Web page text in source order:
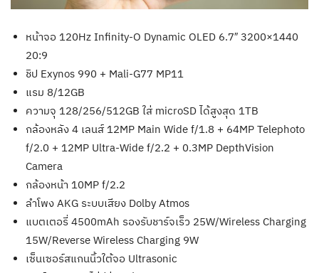
หน้าจอ 120Hz Infinity-O Dynamic OLED 6.7″ 3200×1440
20:9
ชิป Exynos 990 + Mali-G77 MP11
แรม 8/12GB
ความจุ 128/256/512GB ใส่ microSD ได้สูงสุด 1TB
กล้องหลัง 4 เลนส์ 12MP Main Wide f/1.8 + 64MP Telephoto
f/2.0 + 12MP Ultra-Wide f/2.2 + 0.3MP DepthVision
Camera
กล้องหน้า 10MP f/2.2
ลำโพง AKG ระบบเสียง Dolby Atmos
แบตเตอรี่ 4500mAh รองรับชาร์จเร็ว 25W/Wireless Charging
15W/Reverse Wireless Charging 9W
เซ็นเซอร์สแกนนิ้วใต้จอ Ultrasonic